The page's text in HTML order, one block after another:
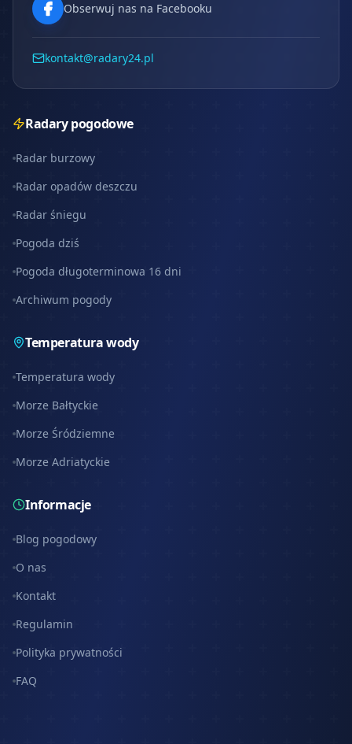
Obserwuj nas na Facebooku
kontakt@radary24.pl
Radary pogodowe
Radar burzowy
Radar opadów deszczu
Radar śniegu
Pogoda dziś
Pogoda długoterminowa 16 dni
Archiwum pogody
Temperatura wody
Temperatura wody
Morze Bałtyckie
Morze Śródziemne
Morze Adriatyckie
Informacje
Blog pogodowy
O nas
Kontakt
Regulamin
Polityka prywatności
FAQ